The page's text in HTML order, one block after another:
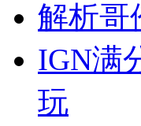
解析哥
IGN满
玩